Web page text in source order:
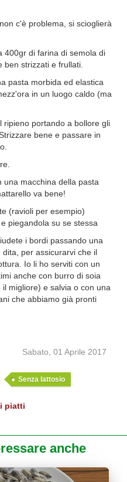
c'è problema, si scioglierà
400gr di farina di semola di
strizzati e frullati.
pasta morbida ed elastica
in un luogo caldo (ma
ripieno portando a bollore gli
bene e passare in
una macchina della pasta
va bene!
(ravioli per esempio)
piegandola su se stessa
i bordi passando una
per assicurarvi che il
Io li ho serviti con un
anche con burro di soia
migliore) e salvia o con una
che abbiamo già pronti
Sabato, 01 Aprile 2017
Senza lattosio
piatti
anche